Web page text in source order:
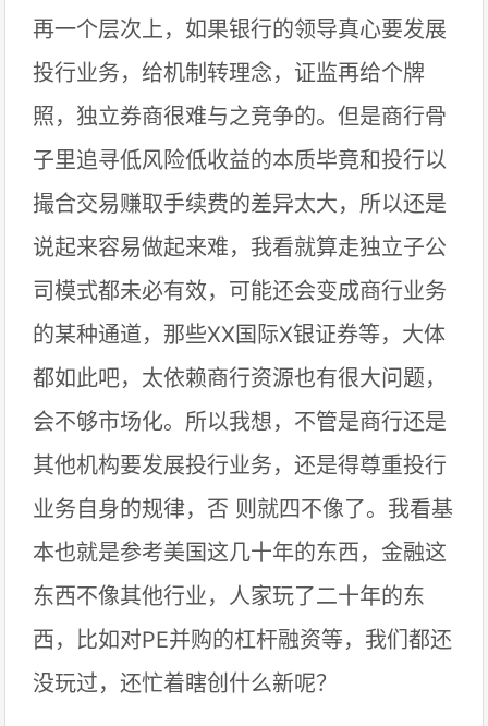
再一个层次上，如果银行的领导真心要发展
投行业务，给机制转理念，证监再给个牌
照，独立券商很难与之竞争的。但是商行骨
子里追寻低风险低收益的本质毕竟和投行以
撮合交易赚取手续费的差异太大，所以还是
说起来容易做起来难，我看就算走独立子公
司模式都未必有效，可能还会变成商行业务
的某种通道，那些XX国际X银证券等，大体
都如此吧，太依赖商行资源也有很大问题，
会不够市场化。所以我想，不管是商行还是
其他机构要发展投行业务，还是得尊重投行
业务自身的规律，否 则就四不像了。我看基
本也就是参考美国这几十年的东西，金融这
东西不像其他行业，人家玩了二十年的东
西，比如对PE并购的杠杆融资等，我们都还
没玩过，还忙着瞎创什么新呢？